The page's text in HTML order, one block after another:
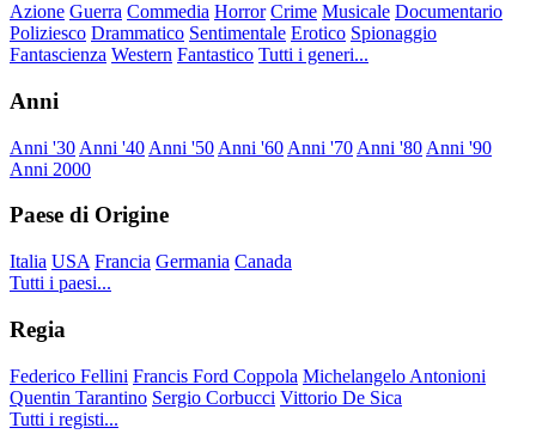
Azione Guerra Commedia Horror Crime Musicale Documentario
Poliziesco Drammatico Sentimentale Erotico Spionaggio
Fantascienza Western Fantastico Tutti i generi...
Anni
Anni '30 Anni '40 Anni '50 Anni '60 Anni '70 Anni '80 Anni '90
Anni 2000
Paese di Origine
Italia USA Francia Germania Canada
Tutti i paesi...
Regia
Federico Fellini Francis Ford Coppola Michelangelo Antonioni
Quentin Tarantino Sergio Corbucci Vittorio De Sica
Tutti i registi...